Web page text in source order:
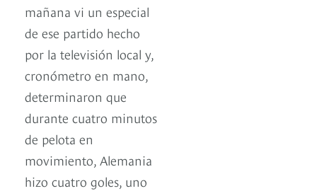
mañana vi un especial
de ese partido hecho
por la televisión local y,
cronómetro en mano,
determinaron que
durante cuatro minutos
de pelota en
movimiento, Alemania
hizo cuatro goles, uno